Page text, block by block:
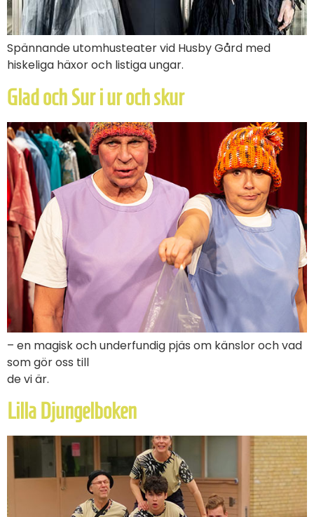
Spännande utomhusteater vid Husby Gård med
hiskeliga häxor och listiga ungar.
Glad och Sur i ur och skur
– en magisk och underfundig pjäs om känslor och vad
som gör oss till
de vi är.
Lilla Djungelboken